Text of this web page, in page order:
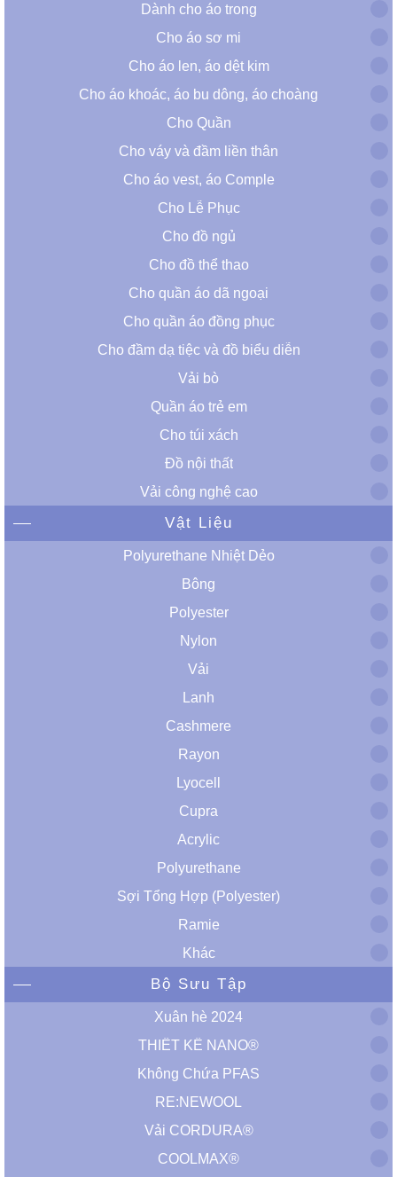
Dành cho áo trong
Cho áo sơ mi
Cho áo len, áo dệt kim
Cho áo khoác, áo bu dông, áo choàng
Cho Quần
Cho váy và đầm liền thân
Cho áo vest, áo Comple
Cho Lễ Phục
Cho đồ ngủ
Cho đồ thể thao
Cho quần áo dã ngoại
Cho quần áo đồng phục
Cho đầm dạ tiệc và đồ biểu diễn
Vải bò
Quần áo trẻ em
Cho túi xách
Đồ nội thất
Vải công nghệ cao
Vật Liệu
Polyurethane Nhiệt Dẻo
Bông
Polyester
Nylon
Vải
Lanh
Cashmere
Rayon
Lyocell
Cupra
Acrylic
Polyurethane
Sợi Tổng Hợp (Polyester)
Ramie
Khác
Bộ Sưu Tập
Xuân hè 2024
THIẾT KẾ NANO®
Không Chứa PFAS
RE:NEWOOL
Vải CORDURA®
COOLMAX®